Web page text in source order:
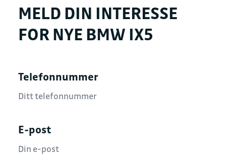
MELD DIN INTERESSE
FOR NYE BMW IX5
Telefonnummer
E-post